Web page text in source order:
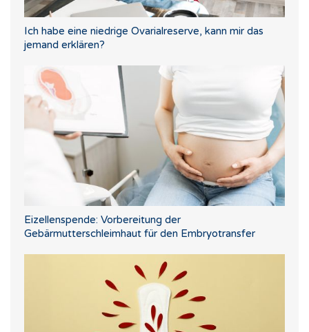
Ich habe eine niedrige Ovarialreserve, kann mir das
jemand erklären?
Eizellenspende: Vorbereitung der
Gebärmutterschleimhaut für den Embryotransfer